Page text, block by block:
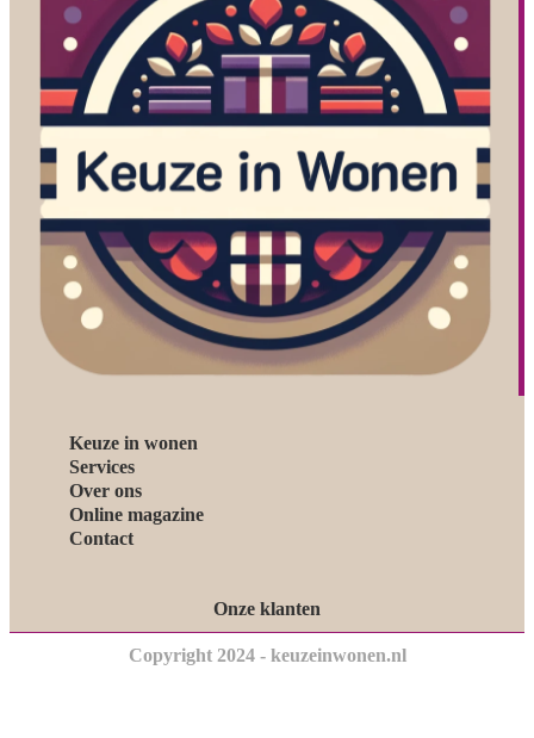
Keuze in wonen
Services
Over ons
Online magazine
Contact
Onze klanten
Copyright 2024 - keuzeinwonen.nl